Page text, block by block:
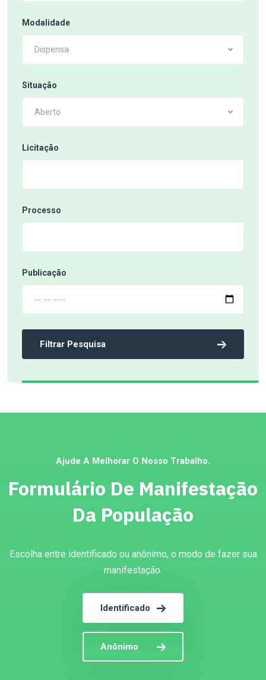
Modalidade
Dispensa
Situação
Aberto
Licitação
Processo
Publicação
Filtrar Pesquisa
Ajude A Melhorar O Nosso Trabalho.
Formulário De Manifestação
Da População
Escolha entre identificado ou anônimo, o modo de fazer sua
manifestação.
Identificado
Anônimo